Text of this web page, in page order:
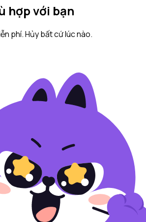
hợp với bạn
phí. Hủy bất cứ lúc nào.